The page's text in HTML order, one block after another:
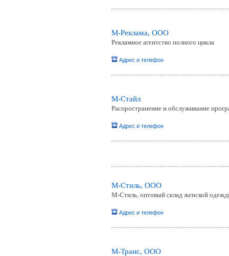
М-Реклама, ООО
Рекламное агентство полного цикла
Адрес и телефон
М-Стайл
Распространение и обслуживание
Адрес и телефон
М-Стиль, ООО
М-Стиль, оптовый склад женской
Адрес и телефон
М-Транс, ООО